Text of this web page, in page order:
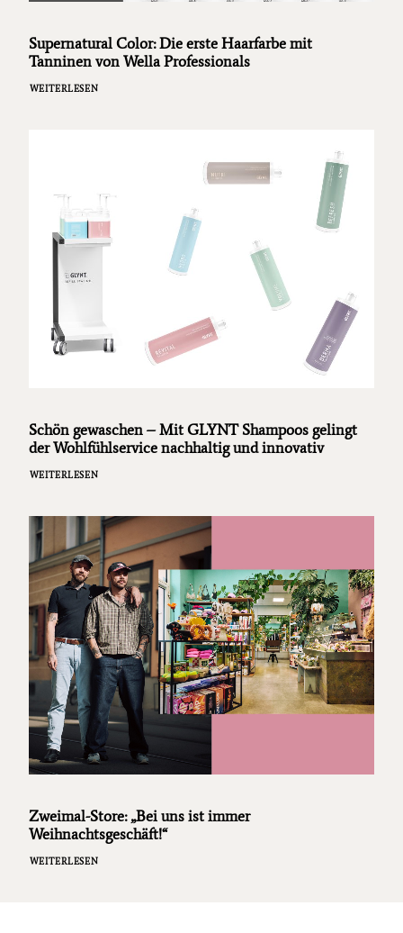
Supernatural Color: Die erste Haarfarbe mit
Tanninen von Wella Professionals
WEITERLESEN
Schön gewaschen – Mit GLYNT Shampoos gelingt
der Wohlfühlservice nachhaltig und innovativ
WEITERLESEN
Zweimal-Store: „Bei uns ist immer
Weihnachtsgeschäft!“
WEITERLESEN